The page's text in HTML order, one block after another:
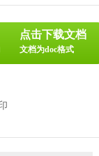
点击下载文档
文档为doc格式